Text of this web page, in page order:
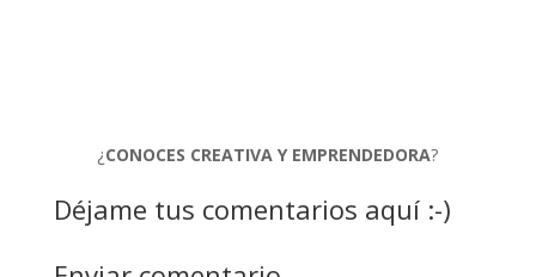
¿CONOCES CREATIVA Y EMPRENDEDORA?
Déjame tus comentarios aquí :-)